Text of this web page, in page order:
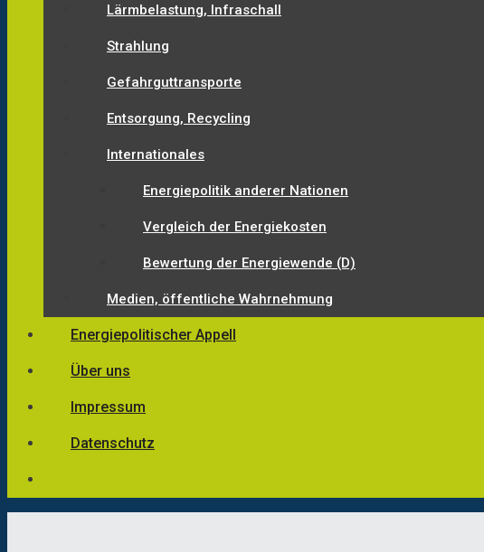
Lärmbelastung, Infraschall
Strahlung
Gefahrguttransporte
Entsorgung, Recycling
Internationales
Energiepolitik anderer Nationen
Vergleich der Energiekosten
Bewertung der Energiewende (D)
Medien, öffentliche Wahrnehmung
Energiepolitischer Appell
Über uns
Impressum
Datenschutz